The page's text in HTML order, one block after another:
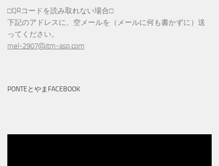
□QRコードを読み取れない場合□
下記のアドレスに、空メールを（メールに何も書かずに）送
ってください。
mel-2907@itm-asp.com
PONTEとやまFACEBOOK